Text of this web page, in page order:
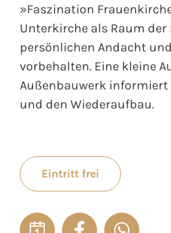
»Faszination
Unterkirche als Raum
persönlichen Andacht
vorbehalten. Eine kleine
Außenbauwerk
und den Wiederaufbau.
Eintritt frei